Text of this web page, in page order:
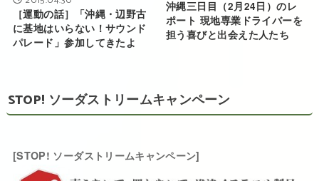
［運動の話］「沖縄・辺野古
に基地はいらない！サウンド
パレード」参加してきたよ
沖縄三日目（2月24日）のレ
ポート 現地専業ドライバーを
担う喜びと出会えた人たち
STOP! ソーダストリームキャンペーン
[STOP! ソーダストリームキャンペーン]